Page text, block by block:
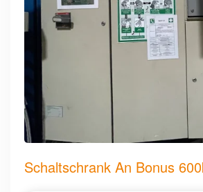
Schaltschrank An Bonus